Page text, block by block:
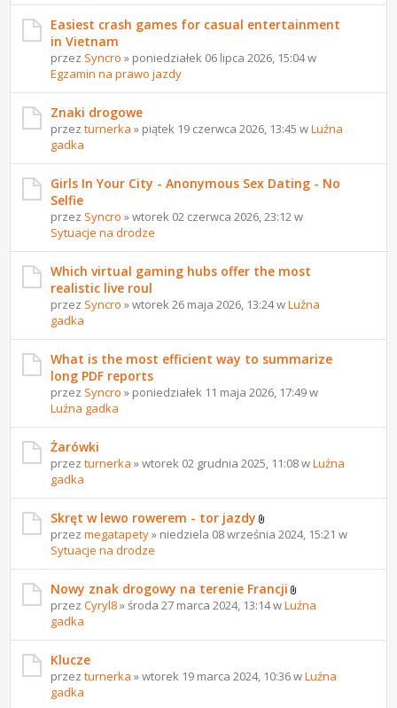
Easiest crash games for casual entertainment
in Vietnam
przez Syncro » poniedziałek 06 lipca 2026, 15:04 w
Egzamin na prawo jazdy
Znaki drogowe
przezturnerka » piątek 19 czerwca 2026, 13:45 wLuźna
gadka
Girls In Your City - Anonymous Sex Dating - No
Selfie
przez Syncro » wtorek 02 czerwca 2026, 23:12 w
Sytuacje na drodze
Which virtual gaming hubs offer the most
realistic live roul
przez Syncro » wtorek 26 maja 2026, 13:24 wLuźna
gadka
What is the most efficient way to summarize
long PDF reports
przez Syncro » poniedziałek 11 maja 2026, 17:49 w
Luźna gadka
Żarówki
przezturnerka » wtorek 02 grudnia 2025, 11:08 wLuźna
gadka
Skręt w lewo rowerem - tor jazdy
przezmegatapety» niedziela 08 września 2024, 15:21 w
Sytuacje na drodze
Nowy znak drogowy na terenie Francji
przezCyryl8» środa 27 marca 2024, 13:14 wLuźna
gadka
Klucze
przezturnerka » wtorek 19 marca 2024, 10:36 wLuźna
gadka